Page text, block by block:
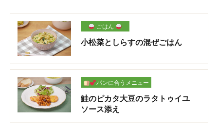
ごはん
小松菜としらすの混ぜごはん
パンに合うメニュー
鮭のピカタ大豆のラタトゥイユ
ソース添え